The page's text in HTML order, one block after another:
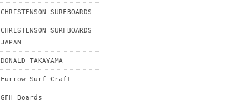
CHRISTENSON SURFBOARDS
CHRISTENSON SURFBOARDS
JAPAN
DONALD TAKAYAMA
Furrow Surf Craft
GFH Boards